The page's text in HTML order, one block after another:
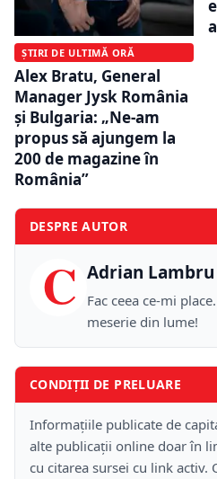
ȘTIRI DE ULTIMĂ ORĂ
Alex Bratu, General
Manager Jysk România
și Bulgaria: „Ne-am
propus să ajungem la
200 de magazine în
România”
DESPRE AUTOR
C Adrian Lambru
Fac ceea ce-mi
meserie din lume!
CONDIȚII DE PRELUARE
Informațiile publicate de
alte publicații online doar în
cu citarea sursei cu link activ.